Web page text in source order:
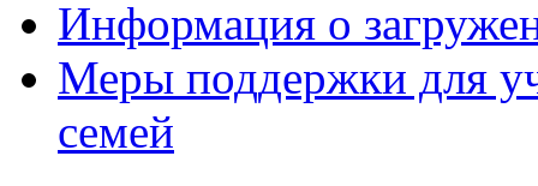
Информация о
Меры поддержки для
семей